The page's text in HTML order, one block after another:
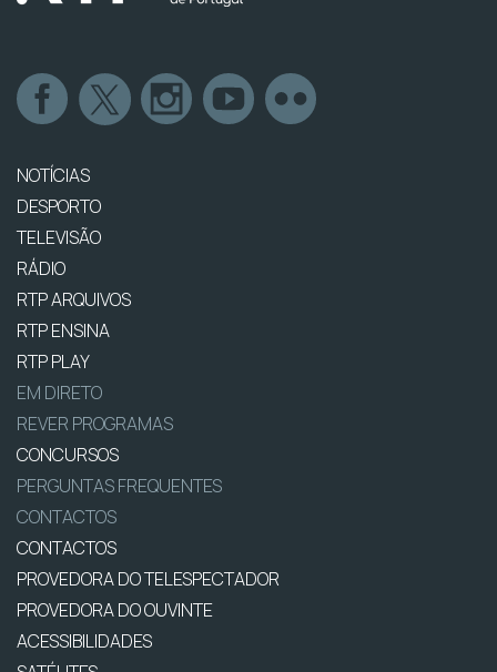
NOTÍCIAS
DESPORTO
TELEVISÃO
RÁDIO
RTP ARQUIVOS
RTP ENSINA
RTP PLAY
EM DIRETO
REVER PROGRAMAS
CONCURSOS
PERGUNTAS FREQUENTES
CONTACTOS
CONTACTOS
PROVEDORA DO TELESPECTADOR
PROVEDORA DO OUVINTE
ACESSIBILIDADES